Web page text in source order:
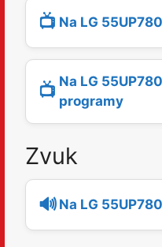
📺 Na LG
📺 Na LG
programy
Zvuk
🔊 Na LG